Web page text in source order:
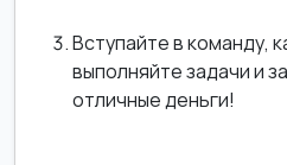
Вступайте в команду,
выполняйте задачи и
отличные деньги!